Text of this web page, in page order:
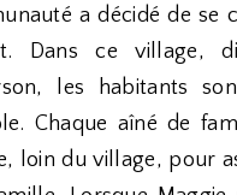
a décidé de se
Dans ce village,
les habitants
Chaque aîné de
loin du village, pour